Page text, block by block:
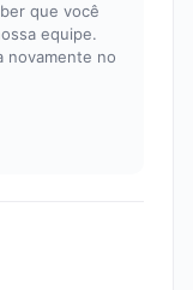
que você
equipe.
novamente no